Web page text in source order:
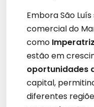
Embora São
comercial do
como Imperatriz
estão em
oportunidades
capital,
diferentes